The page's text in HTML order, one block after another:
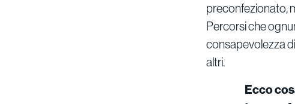
preconfezionato,
Percorsi che
consapevolezza
altri.
Ecco